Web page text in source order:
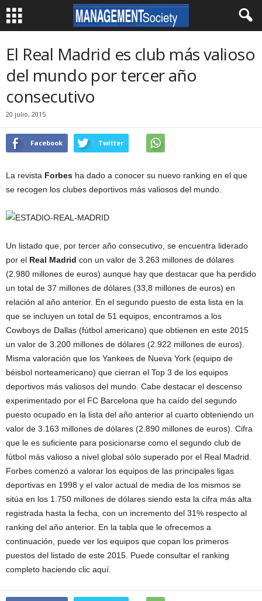
El Real Madrid es club más valioso
del mundo por tercer año
consecutivo
20 julio, 2015
Facebook Twitter
La revista Forbes ha dado a conocer su nuevo ranking en el que
se recogen los clubes deportivos más valiosos del mundo.
Un listado que, por tercer año consecutivo, se encuentra liderado
por el Real Madrid con un valor de 3.263 millones de dólares
(2.980 millones de euros) aunque hay que destacar que ha perdido
un total de 37 millones de dólares (33,8 millones de euros) en
relación al año anterior. En el segundo puesto de esta lista en la
que se incluyen un total de 51 equipos, encontramos a los
Cowboys de Dallas (fútbol americano) que obtienen en este 2015
un valor de 3.200 millones de dólares (2.922 millones de euros).
Misma valoración que los Yankees de Nueva York (equipo de
béisbol norteamericano) que cierran el Top 3 de los equipos
deportivos más valiosos del mundo. Cabe destacar el descenso
experimentado por el FC Barcelona que ha caído del segundo
puesto ocupado en la lista del año anterior al cuarto obteniendo un
valor de 3.163 millones de dólares (2.890 millones de euros). Cifra
que le es suficiente para posicionarse como el segundo club de
fútbol más valioso a nivel global sólo superado por el Real Madrid.
Forbes comenzó a valorar los equipos de las principales ligas
deportivas en 1998 y el valor actual de media de los mismos se
sitúa en los 1.750 millones de dólares siendo esta la cifra más alta
registrada hasta la fecha, con un incremento del 31% respecto al
ranking del año anterior. En la tabla que le ofrecemos a
continuación, puede ver los equipos que copan los primeros
puestos del listado de este 2015. Puede consultar el ranking
completo haciendo clic aquí.